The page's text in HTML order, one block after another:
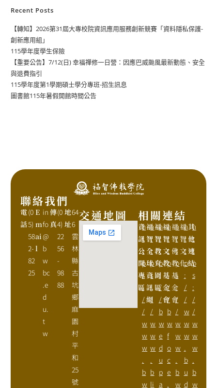
Recent Posts
【轉知】2026第31屆大專校院資訊應用服務創新競賽「資料隱私保護-
創新應用組」
115學年度學生保險
【重要公告】7/12(日) 幸福禪修一日營：因應巴威颱風最新動態、安全
與退費指引
115學年度第1學期碩士學分專班-招生訊息
圖書館115年暑假開館時間公告
聯絡我們
電
話
(0
5)
58
2-
82
25
E
m
ai
l
in
fo
@
b
w
bc
.e
d
u.
t
w
傳
真
(0
4)
22
56
-
98
88
地
址
64
6
雲
林
縣
古
坑
鄉
麻
園
村
平
和
25
號
交通地圖 相關連結
資
訊
公
開
專
區
h
t
t
p
s
:
/
/
w
w
w
.
b
w
福
智
全
球
資
訊
網
h
t
t
p
s
:
/
/
w
w
w
.
b
li
福
智
教
育
園
區
h
t
t
p
:
/
/
b
w
e
d
u
p
a
福
智
文
教
基
金
會
h
t
t
p
:
/
/
b
w
f
o
c
e
.
福
智
佛
教
基
金
會
h
t
t
p
s
:
/
/
w
w
w
.
b
w
福
智
文
化
h
t
t
p
:
/
/
w
w
w
.
b
u
d
其
他
連
結
h
t
t
p
s
:
/
/
w
w
w
.
b
w